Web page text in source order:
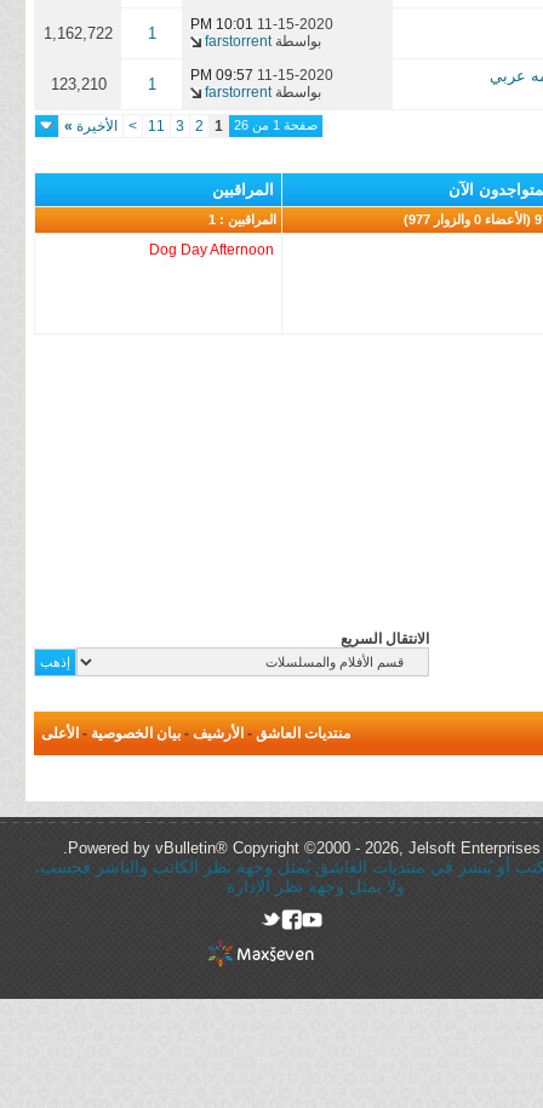
11-15-2020
10:01 PM
بواسطةfarstorrent
1
1,162,722
11-15-2020
09:57 PM
بواسطةfarstorrent
1
123,210
صفحة 1 من 26 1
2
3
11
> الأخيرة »
الآن المراقبين
977) المراقبين : 1
Dog Day Afternoon
الانتقال السريع
منتديات العاشق - الأرشيف - بيان الخصوصية - الأعلى
Powered by vBulletin® Copyright ©2000 - 2026, Jelsoft Enterprises
أو يُنشر في منتديات العاشق يُمثل وجهة نظر الكاتب والناشر فحسب،
ولا يمثل وجهه نظر الإدارة